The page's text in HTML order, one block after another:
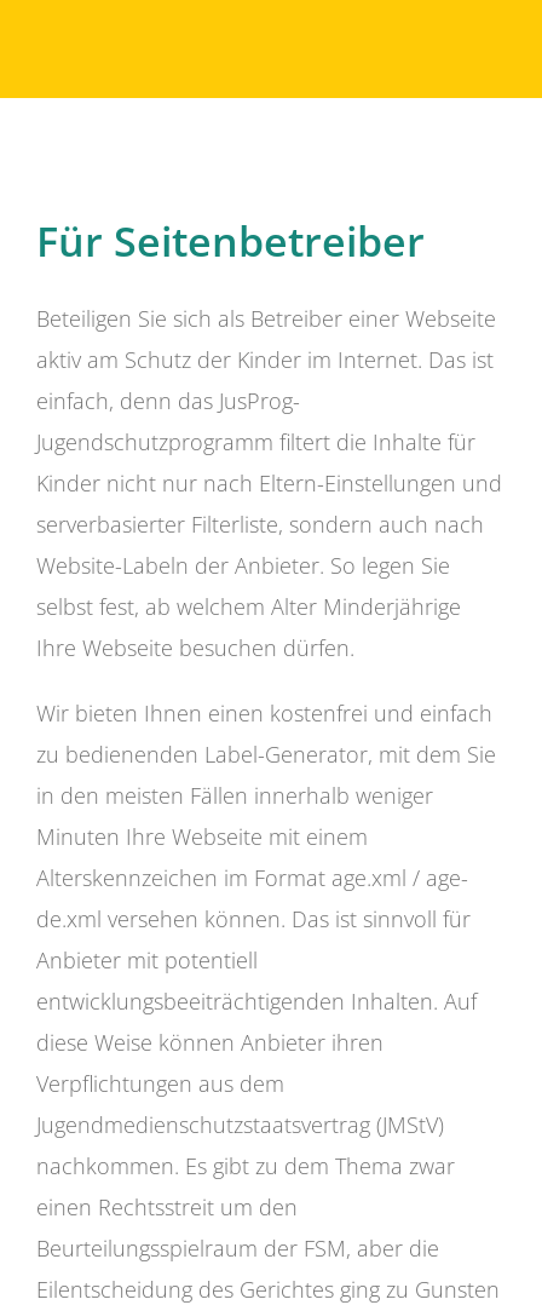
Für Seitenbetreiber
Beteiligen Sie sich als Betreiber einer Webseite
aktiv am Schutz der Kinder im Internet. Das ist
einfach, denn das JusProg-
Jugendschutzprogramm filtert die Inhalte für
Kinder nicht nur nach Eltern-Einstellungen und
serverbasierter Filterliste, sondern auch nach
Website-Labeln der Anbieter. So legen Sie
selbst fest, ab welchem Alter Minderjährige
Ihre Webseite besuchen dürfen.
Wir bieten Ihnen einen kostenfrei und einfach
zu bedienenden Label-Generator, mit dem Sie
in den meisten Fällen innerhalb weniger
Minuten Ihre Webseite mit einem
Alterskennzeichen im Format age.xml / age-
de.xml versehen können. Das ist sinnvoll für
Anbieter mit potentiell
entwicklungsbeeiträchtigenden Inhalten. Auf
diese Weise können Anbieter ihren
Verpflichtungen aus dem
Jugendmedienschutzstaatsvertrag (JMStV)
nachkommen. Es gibt zu dem Thema zwar
einen Rechtsstreit um den
Beurteilungsspielraum der FSM, aber die
Eilentscheidung des Gerichtes ging zu Gunsten